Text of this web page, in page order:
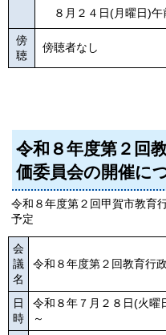
８月２４日(月曜日)午
傍
聴
傍聴者なし
令和８年度第２回
価委員会の開催に
令和８年度第２回甲賀市教育
予定
会
議
名
令和８年度第２回教育行
日
時
令和８年７月２８日(火